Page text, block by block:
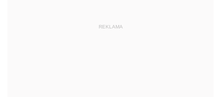
REKLAMA